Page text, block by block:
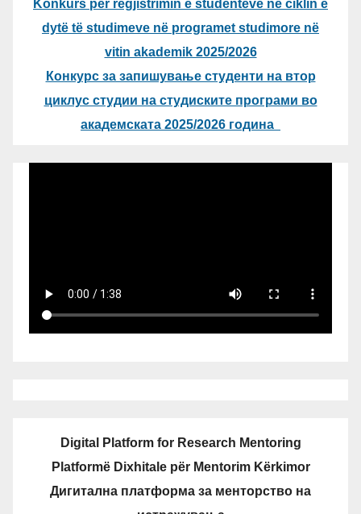
Konkurs për regjistrimin e studentëve në ciklin e
dytë të studimeve në programet studimore në
vitin akademik 2025/2026
Конкурс за запишување студенти на втор
циклус студии на студиските програми во
академската 2025/2026 година
Digital Platform for Research Mentoring
Platformë Dixhitale për Mentorim Kërkimor
Дигитална платформа за менторство на